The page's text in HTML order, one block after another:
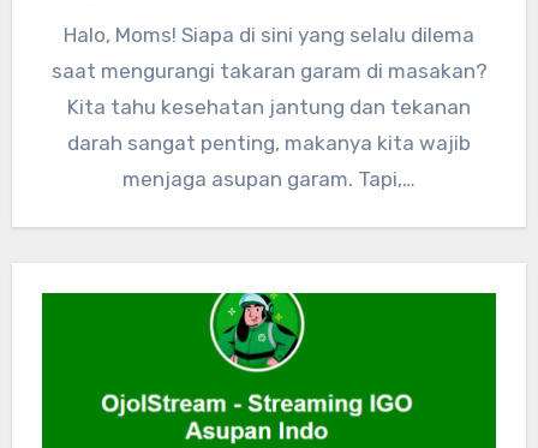
Halo, Moms! Siapa di sini yang selalu dilema
saat mengurangi takaran garam di masakan?
Kita tahu kesehatan jantung dan tekanan
darah sangat penting, makanya kita wajib
menjaga asupan garam. Tapi,…